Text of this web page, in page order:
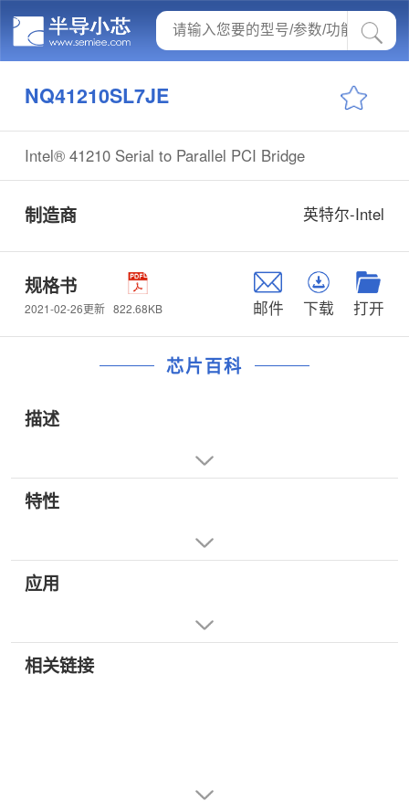
NQ41210SL7JE
Intel® 41210 Serial to Parallel PCI Bridge
制造商 英特尔-Intel
规格书
2021-02-26更新 822.68KB 邮件 下载 打开
芯片百科
描述
特性
应用
相关链接